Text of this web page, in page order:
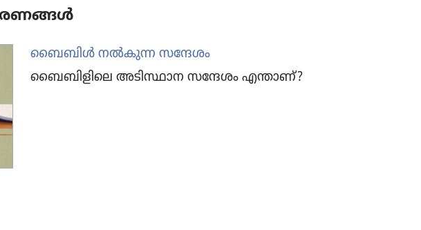
ബൈബിൾ നൽകുന്ന സന്ദേശം
ബൈബി​ളി​ലെ അടിസ്ഥാന സന്ദേശം എന്താണ്‌?